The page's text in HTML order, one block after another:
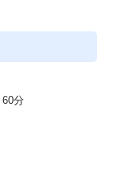
分